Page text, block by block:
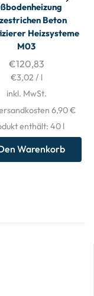
Beton
Heizsysteme
M03
€120,83
€3,02 / l
inkl. MwSt.
6,90 €
enthält: 40 l
Warenkorb